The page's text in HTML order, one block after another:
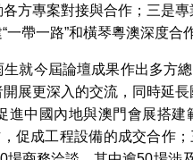
方專案對接與合作；三是
帶一路”和橫琴粵澳深度合
就今屆論壇成果作出多方
展更深入的交流，同時延
中國內地與澳門會展搭建
促成工程設備的成交合作